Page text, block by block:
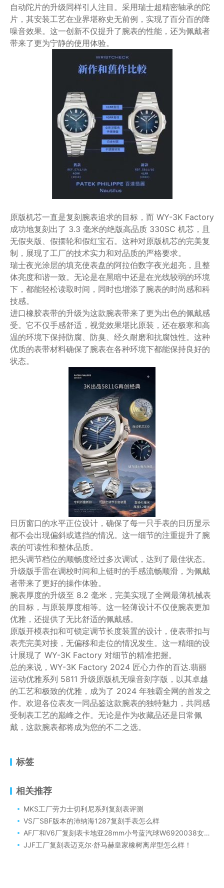
自动陀片的升级同样引人注目。采用瑞士超精密轴承的陀
片，其安装工艺在业界堪称史无前例，实现了百分百的降
噪音效果。这一创新不仅提升了腕表的性能，还为佩戴者
带来了更为宁静的使用体验。
原版机芯一直是复刻腕表追求的目标，而 WY-3K Factory
成功地复刻出了 3.3 毫米的绝版高品质 330SC 机芯，且
无假夹版、假摆轮和假红宝石。这种对原版机芯的完美复
制，展现了工厂的技术实力和对品质的严格要求。
瑞士夜光涂层的填充使表盘的阿拉伯数字夜光超亮，且整
体亮度和谐一致。无论是在黑暗中还是在光线较弱的环境
下，都能轻松读取时间，同时也增添了腕表的时尚感和科
技感。
进口橡胶表带的升级为这款腕表带来了更为出色的佩戴感
受。它不仅手感舒适，视觉效果堪比原装，还在极寒和高
温的环境下保持防腐、防臭、经久耐磨和抗腐蚀性。这种
优质的表带材料确保了腕表在各种环境下都能保持良好的
状态。
日历窗口的水平正位设计，确保了每一只手表的日历显示
都不会出现偏斜或遮挡的情况。这一细节的注重提升了腕
表的可读性和整体品质。
把头调节档位的顺畅度经过多次调试，达到了最佳状态。
升级版手雷在调校时间和上链时的手感流畅顺滑，为佩戴
者带来了更好的操作体验。
腕表厚度的升级至 8.2 毫米，完美实现了全网最薄机械表
的目标，与原装厚度相等。这一轻薄设计不仅使腕表更加
优雅，还提供了无比舒适的佩戴感。
原版开模表扣和可锁定调节长度装置的设计，使表带扣与
表壳完美对接，无偏移和走位的情况发生。这一精细的设
计展现了 WY-3K Factory 对细节的精准把握。
总的来说，WY-3K Factory 2024 匠心力作的百达.翡丽
运动优雅系列 5811 升级原版机无噪音刻字版，以其卓越
的工艺和极致的优雅，成为了 2024 年独霸全网的首发之
作。欢迎各位表友一同品鉴这款腕表的独特魅力，共同感
受制表工艺的巅峰之作。无论是作为收藏品还是日常佩
戴，这款腕表都将成为您的不二之选。
标签
相关推荐
MKS工厂劳力士切利尼系列复刻表评测
VS厂SBF版本的沛纳海1287复刻手表怎么样
AF厂和V6厂复刻表卡地亚28mm小号蓝汽球W6920038女士腕表对比评测！（AF厂和V6厂28mm粉面蓝气球谁更对版）
JJF工厂复刻表迈克尔·舒马赫皇家橡树离岸型怎么样！